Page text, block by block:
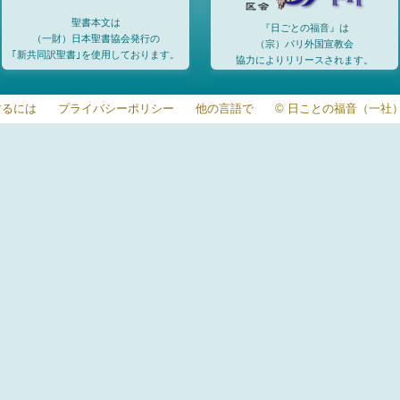
聖書本文は
（一財）日本聖書協会発行の
｢新共同訳聖書｣を使用しております。
『日ごとの福音』は
（宗）パリ外国宣教会
協力によりリリースされます。
には プライバシーポリシー 他の言語で © 日ことの福音（一社